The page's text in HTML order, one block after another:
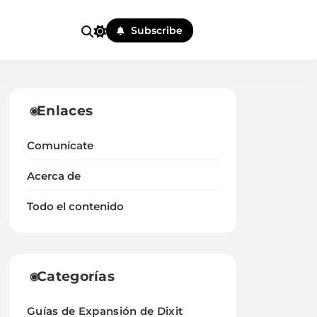
Subscribe
Enlaces
Comunícate
Acerca de
Todo el contenido
Categorías
Guías de Expansión de Dixit